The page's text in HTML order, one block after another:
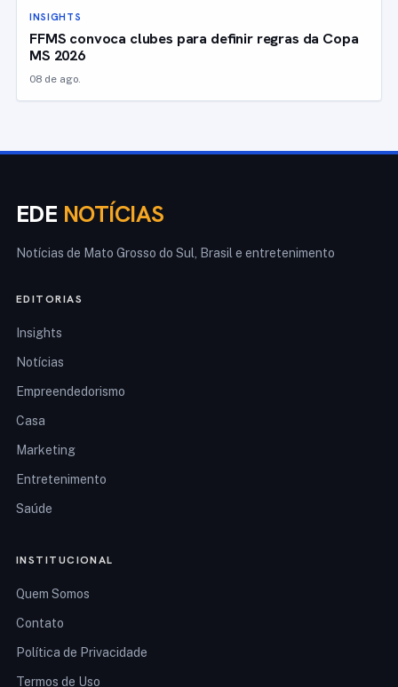
INSIGHTS
FFMS convoca clubes para definir regras da Copa
MS 2026
08 de ago.
EDE NOTÍCIAS
Notícias de Mato Grosso do Sul, Brasil e entretenimento
EDITORIAS
Insights
Notícias
Empreendedorismo
Casa
Marketing
Entretenimento
Saúde
INSTITUCIONAL
Quem Somos
Contato
Política de Privacidade
Termos de Uso